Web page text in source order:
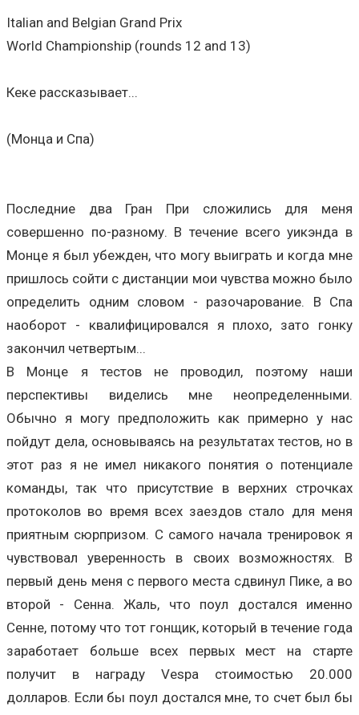
Italian and Belgian Grand Prix
World Championship (rounds 12 and 13)
Кеке рассказывает...
(Монца и Спа)
Последние два Гран При сложились для меня
совершенно по-разному. В течение всего уикэнда в
Монце я был убежден, что могу выиграть и когда мне
пришлось сойти с дистанции мои чувства можно было
определить одним словом - разочарование. В Спа
наоборот - квалифицировался я плохо, зато гонку
закончил четвертым...
В Монце я тестов не проводил, поэтому наши
перспективы виделись мне неопределенными.
Обычно я могу предположить как примерно у нас
пойдут дела, основываясь на результатах тестов, но в
этот раз я не имел никакого понятия о потенциале
команды, так что присутствие в верхних строчках
протоколов во время всех заездов стало для меня
приятным сюрпризом. С самого начала тренировок я
чувствовал уверенность в своих возможностях. В
первый день меня с первого места сдвинул Пике, а во
второй - Сенна. Жаль, что поул достался именно
Сенне, потому что тот гонщик, который в течение года
заработает больше всех первых мест на старте
получит в награду Vespa стоимостью 20.000
долларов. Если бы поул достался мне, то счет был бы